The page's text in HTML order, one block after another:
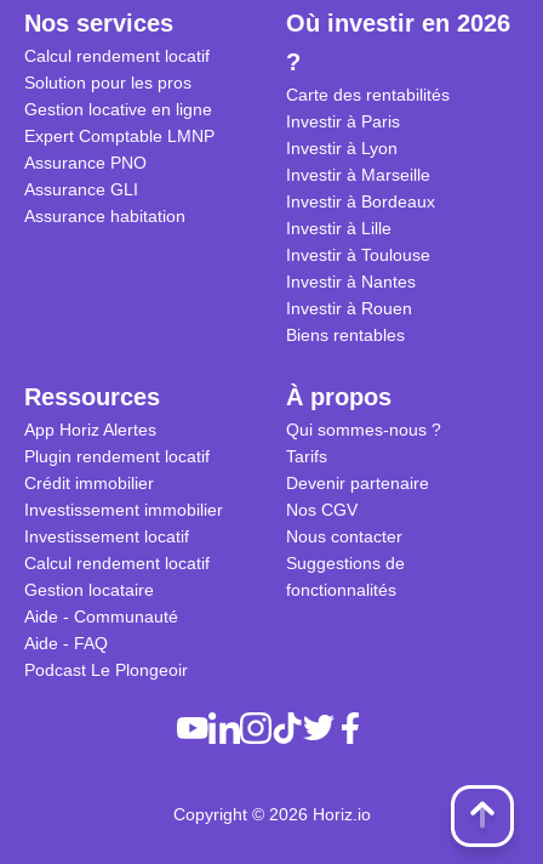
secondes
sécuriser
Nos services
Calcul rendement locatif
Solution pour les pros
Gestion locative en ligne
Expert Comptable LMNP
Assurance PNO
Assurance GLI
Assurance habitation
Où investir en 2026
?
Carte des rentabilités
Investir à Paris
Investir à Lyon
Investir à Marseille
Investir à Bordeaux
Investir à Lille
Investir à Toulouse
Investir à Nantes
Investir à Rouen
Biens rentables
Ressources
App Horiz Alertes
Plugin rendement locatif
Crédit immobilier
Investissement immobilier
Investissement locatif
Calcul rendement locatif
Gestion locataire
Aide - Communauté
Aide - FAQ
Podcast Le Plongeoir
À propos
Qui sommes-nous ?
Tarifs
Devenir partenaire
Nos CGV
Nous contacter
Suggestions de
fonctionnalités
Copyright © 2026 Horiz.io